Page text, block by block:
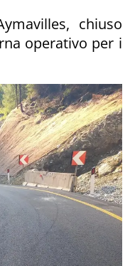
chiuso
operativo per i